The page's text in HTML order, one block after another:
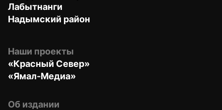
Лабытнанги
Надымский район
Наши проекты
«Красный Север»
«Ямал-Медиа»
Об издании